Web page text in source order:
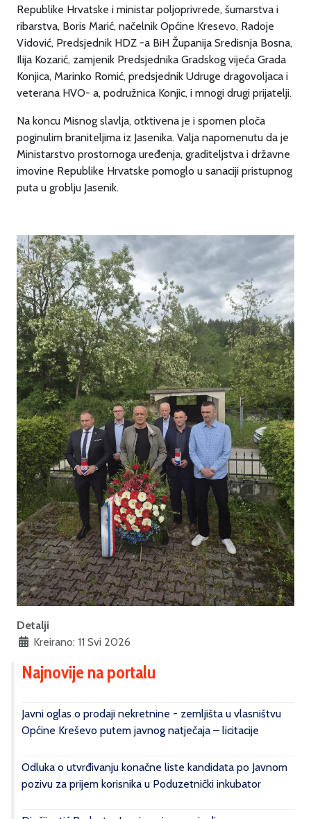
Republike Hrvatske i ministar poljoprivrede, šumarstva i
ribarstva, Boris Marić, načelnik Općine Kresevo, Radoje
Vidović, Predsjednik HDZ -a BiH Županija Sredisnja Bosna,
Ilija Kozarić, zamjenik Predsjednika Gradskog vijeća Grada
Konjica, Marinko Romić, predsjednik Udruge dragovoljaca i
veterana HVO- a, podružnica Konjic, i mnogi drugi prijatelji.
Na koncu Misnog slavlja, otktivena je i spomen ploča
poginulim braniteljima iz Jasenika. Valja napomenutu da je
Ministarstvo prostornoga uređenja, graditeljstva i državne
imovine Republike Hrvatske pomoglo u sanaciji pristupnog
puta u groblju Jasenik.
Detalji
Kreirano: 11 Svi 2026
Najnovije na portalu
Javni oglas o prodaji nekretnine - zemljišta u vlasništvu
Općine Kreševo putem javnog natječaja – licitacije
Odluka o utvrđivanju konačne liste kandidata po Javnom
pozivu za prijem korisnika u Poduzetnički inkubator